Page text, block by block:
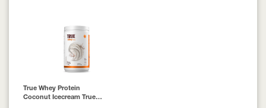
True Whey Protein
Coconut Icecream True